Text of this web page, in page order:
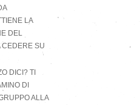
LA
DEL
CEDERE SU
DICI? TI
DI
ALLA